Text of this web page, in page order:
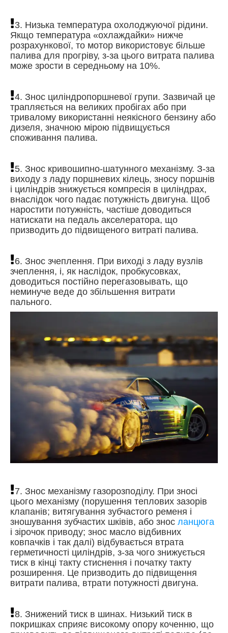
3. Низька температура охолоджуючої рідини.
Якщо температура «охлаждайки» нижче
розрахункової, то мотор використовує більше
палива для прогріву, з-за цього витрата палива
може зрости в середньому на 10%.
4. Знос циліндропоршневої групи. Зазвичай це
трапляється на великих пробігах або при
тривалому використанні неякісного бензину або
дизеля, значною мірою підвищується
споживання палива.
5. Знос кривошипно-шатунного механізму. З-за
виходу з ладу поршневих кілець, зносу поршнів
і циліндрів знижується компресія в циліндрах,
внаслідок чого падає потужність двигуна. Щоб
наростити потужність, частіше доводиться
натискати на педаль акселератора, що
призводить до підвищеного витраті палива.
6. Знос зчеплення. При виході з ладу вузлів
зчеплення, і, як наслідок, пробкусовках,
доводиться постійно перегазовывать, що
неминуче веде до збільшення витрати
пального.
7. Знос механізму газорозподілу. При зносі
цього механізму (порушення теплових зазорів
клапанів; витягування зубчастого ременя і
зношування зубчастих шківів, або знос ланцюга
і зірочок приводу; знос масло відбивних
ковпачків і так далі) відбувається втрата
герметичності циліндрів, з-за чого знижується
тиск в кінці такту стиснення і початку такту
розширення. Це призводить до підвищення
витрати палива, втрати потужності двигуна.
8. Знижений тиск в шинах. Низький тиск в
покришках сприяє високому опору коченню, що